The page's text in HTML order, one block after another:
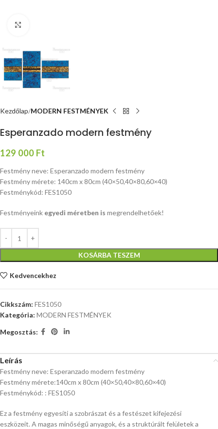
Kezdőlap MODERN FESTMÉNYEK
Esperanzado modern festmény
129 000 Ft
Festmény neve: Esperanzado modern festmény
Festmény mérete: 140cm x 80cm (40×50,40×80,60×40)
Festménykód: FES1050
Festményeink egyedi méretben is megrendelhetőek!
KOSÁRBA TESZEM
Kedvencekhez
Cikkszám: FES1050
Kategória: MODERN FESTMÉNYEK
Megosztás:
Leírás
Festmény neve: Esperanzado modern festmény
Festmény mérete:140cm x 80cm (40×50,40×80,60×40)
Festménykód: : FES1050
Ez a festmény egyesíti a szobrászat és a festészet kifejezési
eszközeit. A magas minőségű anyagok, és a struktúrált felületek a